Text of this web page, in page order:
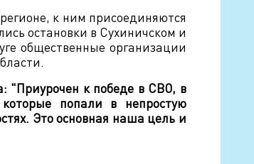
к ним присоединяются
остановки в Сухиничском и
общественные организации
"Приурочен к победе в СВО, в
попали в непростую
Это основная наша цель и